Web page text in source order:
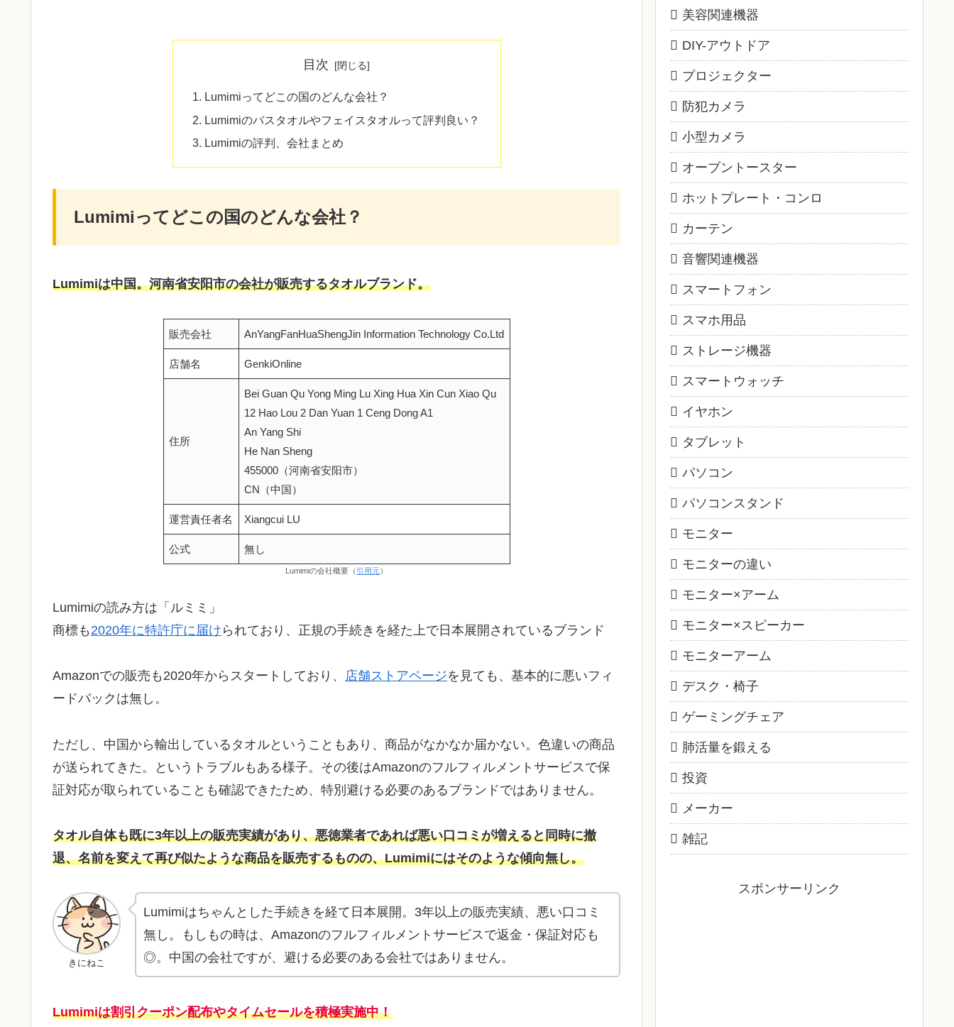
目次
Lumimiってどこの国のどんな会社？
Lumimiのバスタオルやフェイスタオルって評判良い？
Lumimiの評判、会社まとめ
Lumimiってどこの国のどんな会社？
Lumimiは中国。河南省安阳市の会社が販売するタオルブランド。
販売会社 AnYangFanHuaShengJin Information Technology Co.Ltd
店舗名 GenkiOnline
住所
Bei Guan Qu Yong Ming Lu Xing Hua Xin Cun Xiao Qu
12 Hao Lou 2 Dan Yuan 1 Ceng Dong A1
An Yang Shi
He Nan Sheng
455000（河南省安阳市）
CN（中国）
運営責任者名 Xiangcui LU
公式 無し
Lumimiの会社概要（ 引用元）
Lumimiの読み方は「ルミミ」
商標も 2020年に特許庁に届け られており、正規の手続きを経た上で日本展開されているブランド
Amazonでの販売も2020年からスタートしており、 店舗ストアページを見ても、基本的に悪いフィ
ードバックは無し。
ただし、中国から輸出しているタオルということもあり、商品がなかなか届かない。色違いの商品
が送られてきた。というトラブルもある様子。その後はAmazonのフルフィルメントサービスで保
証対応が取られていることも確認できたため、特別避ける必要のあるブランドではありません。
タオル自体も既に3年以上の販売実績があり、悪徳業者であれば悪い口コミが増えると同時に撤
退、名前を変えて再び似たような商品を販売するものの、Lumimiにはそのような傾向無し。
きにねこ
Lumimiはちゃんとした手続きを経て日本展開。3年以上の販売実績、悪い口コミ
無し。もしもの時は、Amazonのフルフィルメントサービスで返金・保証対応も
◎。中国の会社ですが、避ける必要のある会社ではありません。
Lumimiは割引クーポン配布やタイムセールを積極実施中！
美容関連機器
DIY-アウトドア
プロジェクター
防犯カメラ
小型カメラ
オーブントースター
ホットプレート・コンロ
カーテン
音響関連機器
スマートフォン
スマホ用品
ストレージ機器
スマートウォッチ
イヤホン
タブレット
パソコン
パソコンスタンド
モニター
モニターの違い
モニター×アーム
モニター×スピーカー
モニターアーム
デスク・椅子
ゲーミングチェア
肺活量を鍛える
投資
メーカー
雑記
スポンサーリンク